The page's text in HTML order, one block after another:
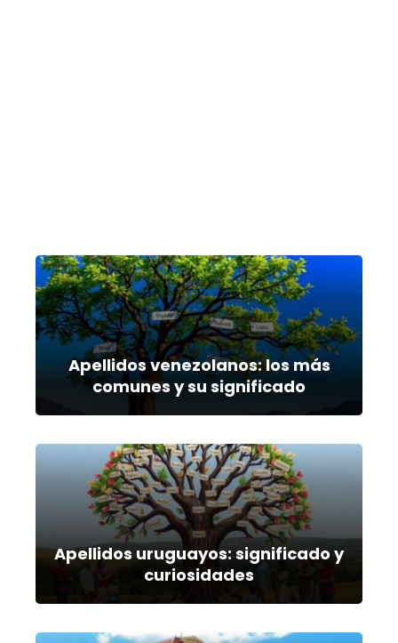
Apellidos venezolanos: los más
comunes y su significado
Apellidos uruguayos: significado y
curiosidades